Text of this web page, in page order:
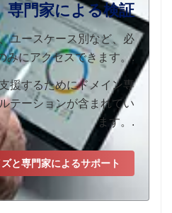
専門家による検証
ユースケース別など、必
みにアクセスできます。.
援するためにドメイン専
テーションが含まれてい
ます。.
と専門家によるサポート